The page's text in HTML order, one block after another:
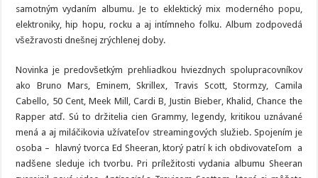
samotným vydaním albumu. Je to eklektický mix moderného popu,
elektroniky, hip hopu, rocku a aj intímneho folku. Album zodpovedá
všežravosti dnešnej zrýchlenej doby.
Novinka je predovšetkým prehliadkou hviezdnych spolupracovníkov
ako Bruno Mars, Eminem, Skrillex, Travis Scott, Stormzy, Camila
Cabello, 50 Cent, Meek Mill, Cardi B, Justin Bieber, Khalid, Chance the
Rapper atď. Sú to držitelia cien Grammy, legendy, kritikou uznávané
mená a aj miláčikovia užívateľov streamingových služieb. Spojením je
osoba – hlavný tvorca Ed Sheeran, ktorý patrí k ich obdivovateľom a
nadšene sleduje ich tvorbu. Pri príležitosti vydania albumu Sheeran